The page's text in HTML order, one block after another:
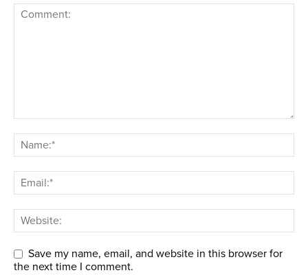
Save my name, email, and website in this browser for
the next time I comment.